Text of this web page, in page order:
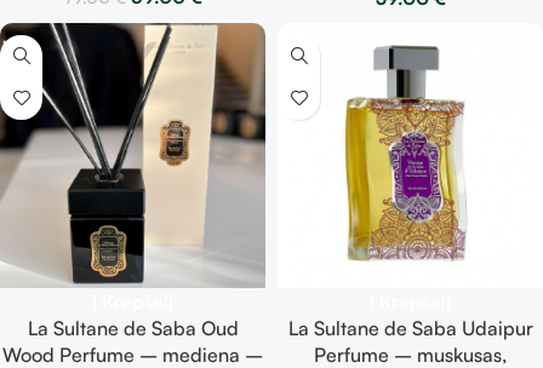
La Sultane de Saba Oud
Wood Perfume – mediena –
La Sultane de Saba Udaipur
Perfume – muskusas,